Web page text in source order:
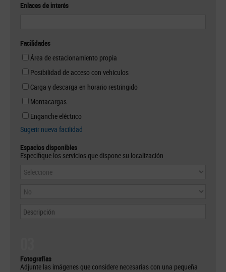
Enlaces de interés
Facilidades
Área de estacionamiento propia
Posibilidad de acceso con vehículos
Carga y descarga en horario restringido
Montacargas
Enganche eléctrico
Sugerir nueva facilidad
Espacios disponibles
Especifique los servicios que dispone su localización
Fotografías
Adjunte las imágenes que considere necesarias con una pequeña